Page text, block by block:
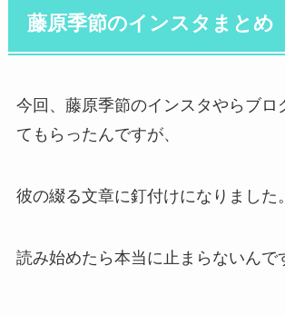
藤原季節のインスタまとめ
今回、藤原季節のインスタやらブロ
てもらったんですが、
彼の綴る文章に釘付けになりました。
読み始めたら本当に止まらないんで